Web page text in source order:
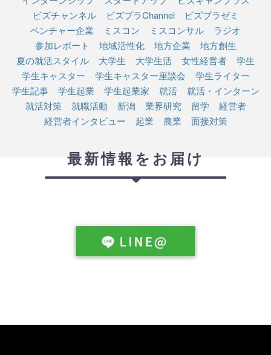
ビズチャンネル
ビズプラChannel
ビズプラゼミ
ベンチャー企業
ミスコン ミスコンサル
ラジオ
参加レポート
地域活性化 地方企業
地方創生
夏の就活スタイル
大学生 大学生活 女性経営者
学生
学生キャスター
学生キャスター座談会
学生ライター
学生記事
学生起業 学生起業家 就活
就活・インターン
就活対策
就職活動 新潟 業界研究 留学
経営者
経営者インタビュー
起業 農業 面接対策
最新情報をお届け